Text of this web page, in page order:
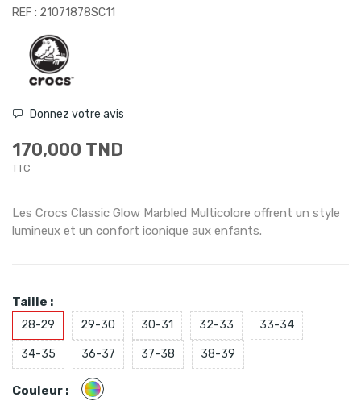
REF : 21071878SC11
Donnez votre avis
170,000 TND
TTC
Les Crocs Classic Glow Marbled Multicolore offrent un style
lumineux et un confort iconique aux enfants.
Taille :
28-29 29-30 30-31 32-33 33-34
34-35 36-37 37-38 38-39
Couleur : Multicolore